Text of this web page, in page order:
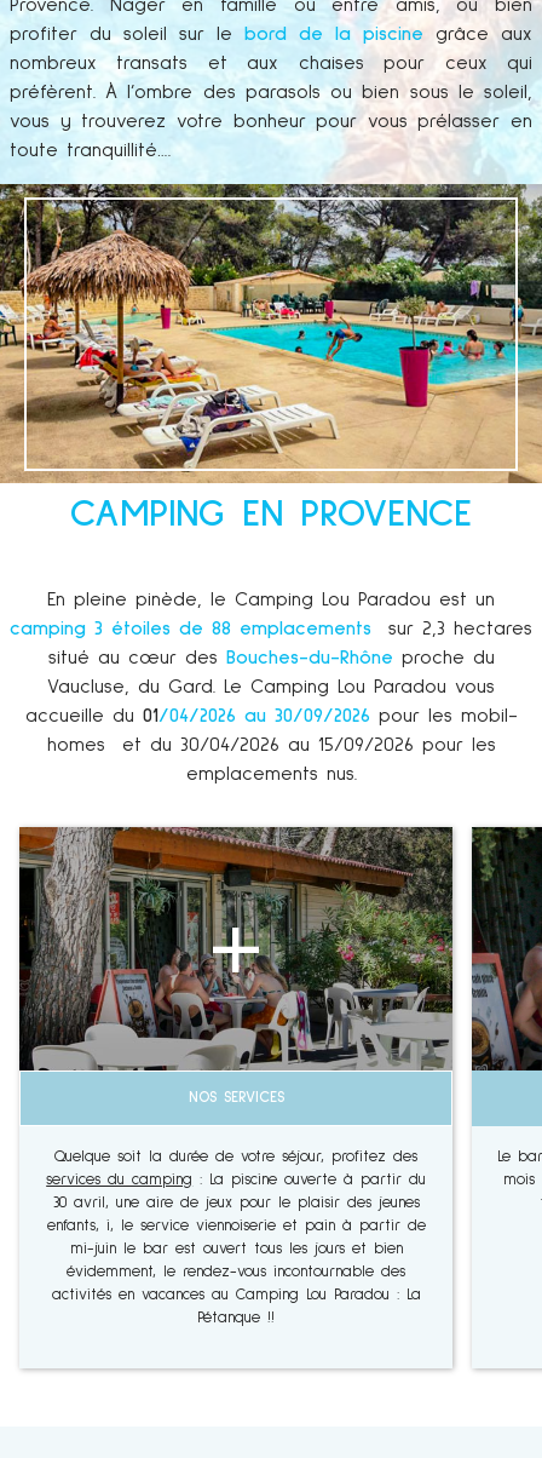
Provence. Nager en famille ou entre amis, ou bien
profiter du soleil sur le
bord de la piscine grâce aux
nombreux transats et aux chaises pour ceux qui
préfèrent. À l’ombre des parasols ou bien sous le soleil,
vous y trouverez votre bonheur pour vous prélasser en
toute tranquillité….
CAMPING EN PROVENCE
En pleine pinède, le Camping Lou Paradou est un
camping 3 étoiles de 88 emplacements sur 2,3 hectares
situé au cœur des
Bouches-du-Rhône proche du
Vaucluse, du Gard. Le Camping Lou Paradou vous
accueille du 01/04/2026 au 30/09/2026 pour les mobil-
homes et du 30/04/2026 au 15/09/2026 pour les
emplacements nus.
NOS SERVICES
Quelque soit la durée de votre séjour, profitez des
services du camping : La piscine ouverte à partir du
30 avril, une aire de jeux pour le plaisir des jeunes
enfants, i, le service viennoiserie et pain à partir de
mi-juin le bar est ouvert tous les jours et bien
évidemment, le rendez-vous incontournable des
activités en vacances au Camping Lou Paradou : La
Pétanque !!
Le
mois